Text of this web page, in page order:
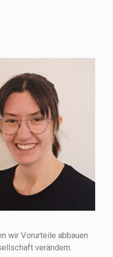
wir Vorurteile abbauen
verändern.